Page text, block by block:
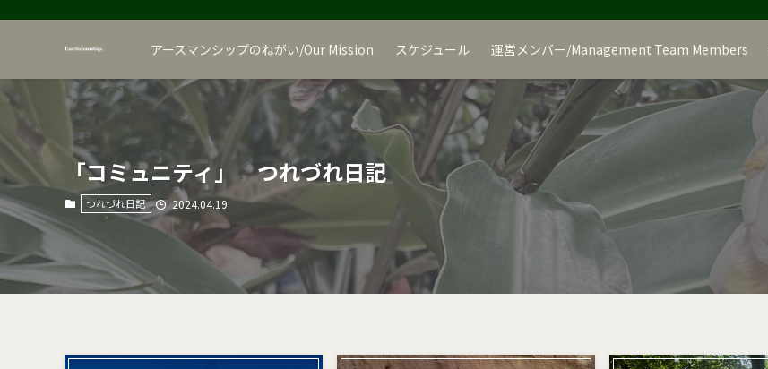
アースマンシップのねがい/Our Mission スケジュール 運営メンバー/Management Team Members
「コミュニティ」 つれづれ日記
つれづれ日記 2024.04.19